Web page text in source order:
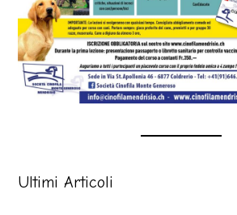
Ultimi Articoli